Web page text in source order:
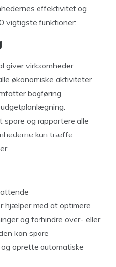
effektivitet og
vigtigste funktioner:
giver virksomheder
økonomiske aktiviteter
bogføring,
spore og rapportere alle
kan træffe
hjælper med at optimere
og forhindre over- eller
kan spore
oprette automatiske